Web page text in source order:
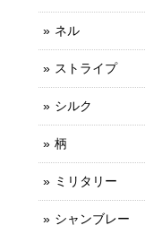
ネル
ストライプ
シルク
柄
ミリタリー
シャンブレー